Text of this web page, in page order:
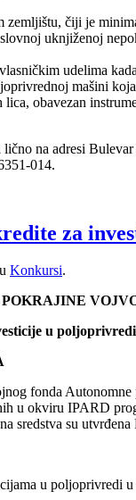
čiji je
uknjiženoj
udelima
mašini
obavezan
na adresi
014.
za
Konkursi.
u
fonda
u okviru IPARD
sredstva su utvrđena
u poljoprivredi